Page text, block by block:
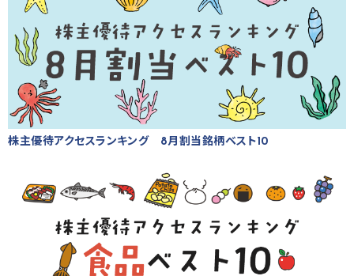
株主優待アクセスランキング 8月割当銘柄ベスト10